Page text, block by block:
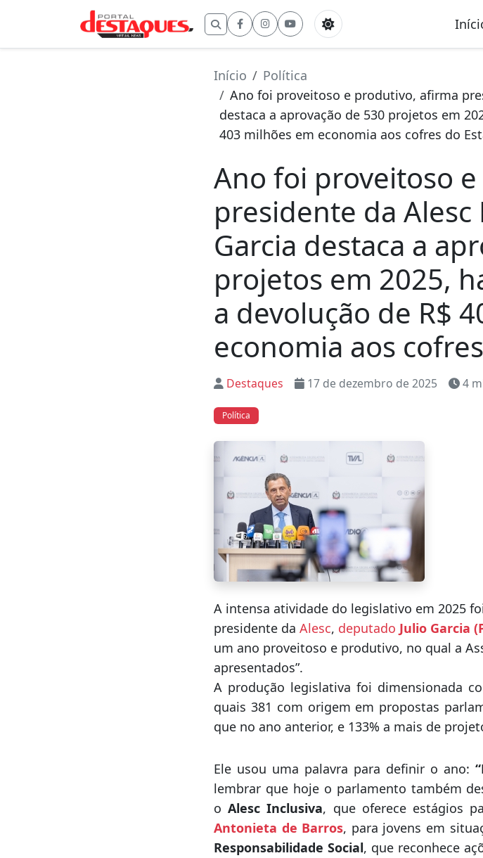
Buscar por:
Início
Política
Ano foi proveitoso e produtivo, afirma
destaca a aprovação de 530 projetos em
403 milhões em economia aos cofres do
Ano foi proveitoso
presidente da Alesc
Garcia destaca a
projetos em 2025,
a devolução de R$
economia aos
Destaques 17 de dezembro de 2025 4
Política
A intensa atividade do legislativo em 2025
presidente da Alesc, deputado Julio Garcia
um ano proveitoso e produtivo, no qual a
apresentados”.
A produção legislativa foi dimensionada
quais 381 com origem em propostas
que no ano anterior, e 133% a mais de
Ele usou uma palavra para definir o ano:
lembrar que hoje o parlamento também
oAlesc Inclusiva, que oferece estágios
Antonieta de Barros, para jovens em
Responsabilidade Social, que reconhece